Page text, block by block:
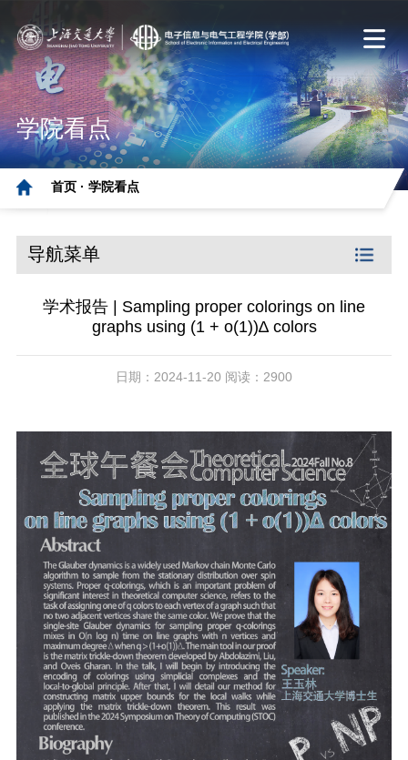
学院看点
首页 · 学院看点
导航菜单
学术报告 | Sampling proper colorings on line
graphs using (1 + o(1))∆ colors
日期：2024-11-20 阅读：2900